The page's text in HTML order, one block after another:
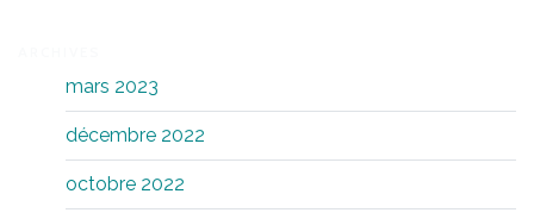
mars 2023
décembre 2022
octobre 2022